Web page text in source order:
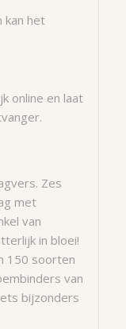
kan het
online en laat
Zes
met
van
in bloei!
150 soorten
van
bijzonders